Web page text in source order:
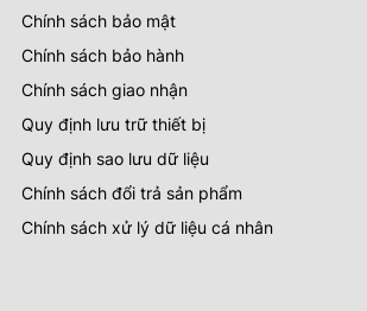
Chính sách bảo mật
Chính sách bảo hành
Chính sách giao nhận
Quy định lưu trữ thiết bị
Quy định sao lưu dữ liệu
Chính sách đổi trả sản phẩm
Chính sách xử lý dữ liệu cá nhân